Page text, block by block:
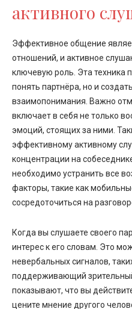
активного
Эффективное общение
отношений, и активное
ключевую роль. Эта техника
понять партнёра, но и
взаимопонимания. Важно
включает в себя не только
эмоций, стоящих за ними.
эффективному активному
концентрации на
необходимо устранить все
факторы, такие как
сосредоточиться на
Когда вы слушаете своего
интерес к его словам. Это
невербальных сигналов,
поддерживающий
показывают, что вы
цените мнение другого